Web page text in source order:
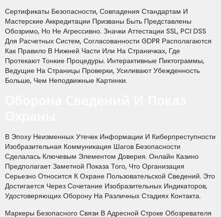
Сертификаты Безопасности, Совпадения Стандартам И
Мастерские Аккредитации Призваны Быть Представлены
Обозримо, Но Не Агрессивно. Значки Аттестации SSL, PCI DSS
Для Расчетных Систем, Согласованности GDPR Располагаются
Как Правило В Нижней Части Или На Страничках, Где
Протекают Тонкие Процедуры. Интерактивные Пиктограммы,
Ведущие На Страницы Проверки, Усиливают Убежденность
Больше, Чем Неподвижные Картинки.
В Эпоху Неизменных Утечек Информации И Киберпреступности
Изобразительная Коммуникация Шагов Безопасности
Сделалась Ключевым Элементом Доверия. Онлайн Казино
Предполагает Заметной Показа Того, Что Организация
Серьезно Относится К Охране Пользовательской Сведений. Это
Достигается Через Сочетание Изобразительных Индикаторов,
Удостоверяющих Оборону На Различных Стадиях Контакта.
Маркеры Безопасного Связи В Адресной Строке Обозревателя